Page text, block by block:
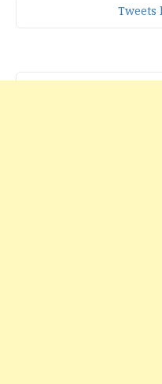
Tweets